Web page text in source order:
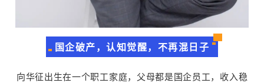
国企破产，认知觉醒，不再混日子
向华征出生在一个职工家庭，父母都是国企员工，收入稳